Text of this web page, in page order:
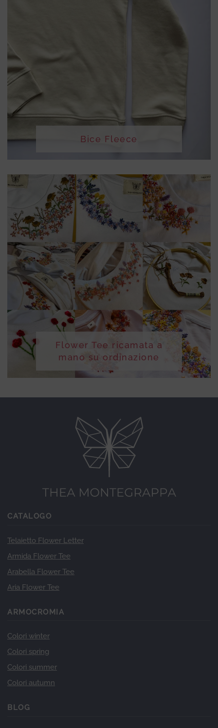
Bice Fleece
Flower Tee ricamata a
mano su ordinazione
CATALOGO
Telaietto Flower Letter
Armida Flower Tee
Arabella Flower Tee
Aria Flower Tee
ARMOCROMIA
Colori winter
Colori spring
Colori summer
Colori autumn
BLOG